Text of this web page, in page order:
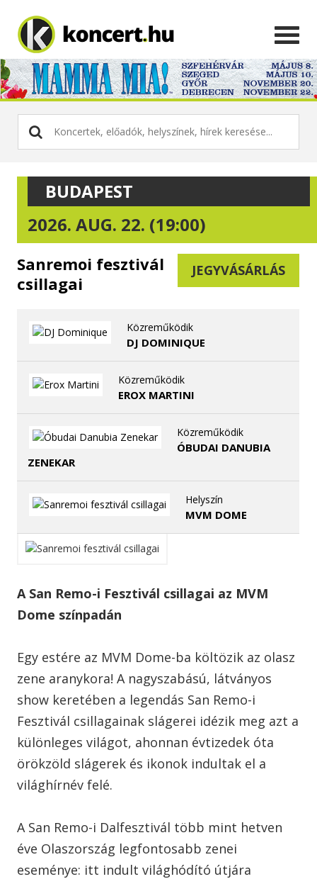
BUDAPEST
2026. AUG. 22. (19:00)
JEGYVÁSÁRLÁS
Sanremoi fesztivál
csillagai
Közreműködik
DJ DOMINIQUE
Közreműködik
EROX MARTINI
Közreműködik
ÓBUDAI DANUBIA
ZENEKAR
Helyszín
MVM DOME
A San Remo-i Fesztivál csillagai az MVM
Dome színpadán
Egy estére az MVM Dome-ba költözik az olasz
zene aranykora! A nagyszabású, látványos
show keretében a legendás San Remo-i
Fesztivál csillagainak slágerei idézik meg azt a
különleges világot, ahonnan évtizedek óta
örökzöld slágerek és ikonok indultak el a
világhírnév felé.
A San Remo-i Dalfesztivál több mint hetven
éve Olaszország legfontosabb zenei
eseménye: itt indult világhódító útjára